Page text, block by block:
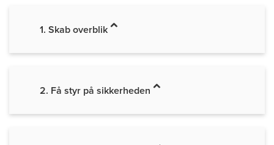
1. Skab overblik
2. Få styr på sikkerheden